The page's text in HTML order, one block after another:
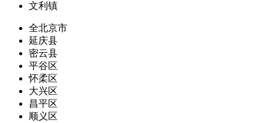
文利镇
全北京市
延庆县
密云县
平谷区
怀柔区
大兴区
昌平区
顺义区